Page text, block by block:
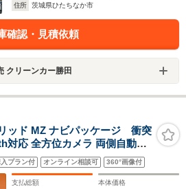
住所
茨城県ひたちなか市
確認・見積依頼
クリーンカー勝田
ッド MZ ナビパッケージ 衝突
対応 全方位カメラ 両側自動ド
巻きステアリング スマートキ
リングストップ 純正アルミホ
入プラン付 オンライン相談可 360°画像付
支払総額 本体価格